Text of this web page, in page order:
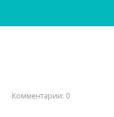
Комментарии: 0